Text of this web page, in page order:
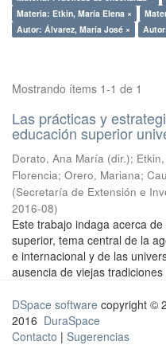
Materia: Etkin, María Elena ×
Autor: Álvarez, María José ×
Mostrando ítems 1-1 de 1
Las prácticas y
educación superior
Dorato, Ana María (dir.);
Florencia; Orero, Mariana;
(Secretaría de Extensión e
2016-08)
Este trabajo indaga acerca
superior, tema central de la
e internacional y de las
ausencia de viejas tradiciones
DSpace software copyright ©
2016 DuraSpace
Contacto | Sugerencias